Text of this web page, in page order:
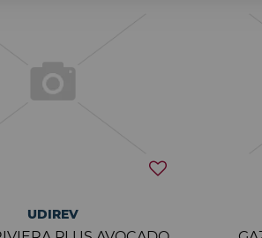
UDIREV